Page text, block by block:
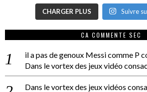
CHARGER PLUS Suivre
CA COMMENTE SEC
il a pas de genoux Messi comme P
Dans le vortex des jeux vidéo
Dans le vortex des jeux vidéos